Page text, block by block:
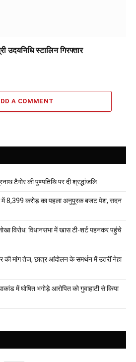
उदयनिधि स्टालिन गिरफ्तार
A COMMENT
टैगोर की पुण्यतिथि पर दी श्रद्धांजलि
में 8,399 करोड़ का पहला अनुपूरक बजट पेश, सदन
विरोध: विधानसभा में खास टी-शर्ट पहनकर पहुंचे
की मांग तेज, छात्र आंदोलन के समर्थन में उतरीं नेहा
में घोषित भगोड़े आरोपित को गुवाहाटी से किया